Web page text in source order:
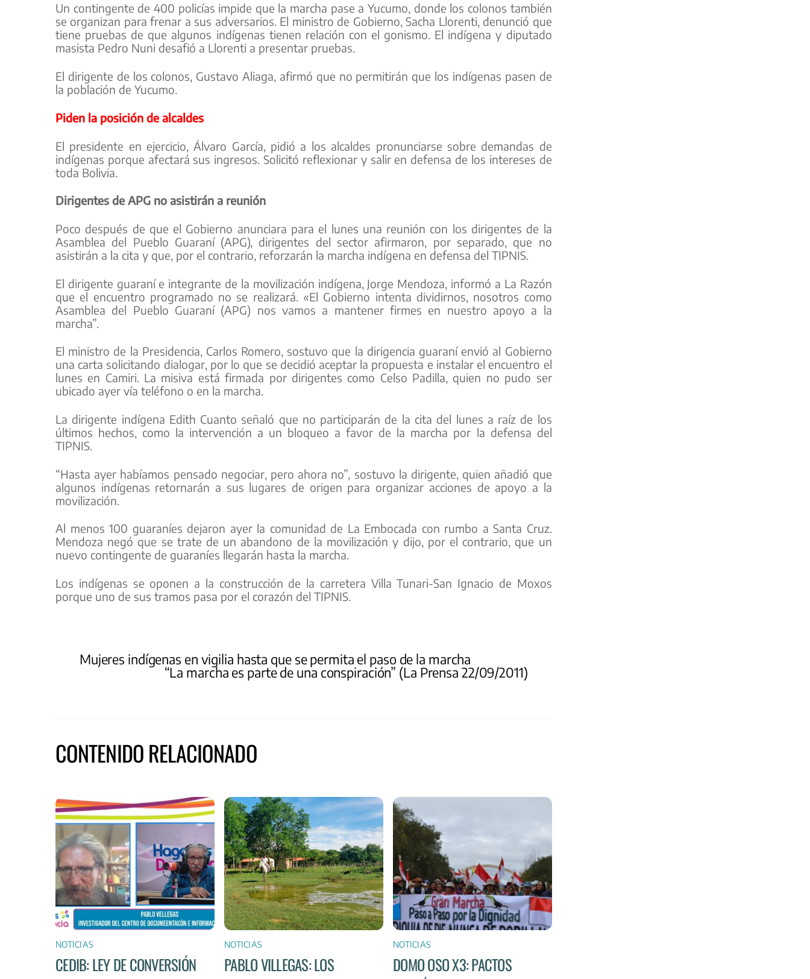
Un contingente de 400 policías impide que la marcha pase a Yucumo, donde los colonos también
se organizan para frenar a sus adversarios. El ministro de Gobierno, Sacha Llorenti, denunció que
tiene pruebas de que algunos indígenas tienen relación con el gonismo. El indígena y diputado
masista Pedro Nuni desafió a Llorenti a presentar pruebas.
El dirigente de los colonos, Gustavo Aliaga, afirmó que no permitirán que los indígenas pasen de
la población de Yucumo.
Piden la posición de alcaldes
El presidente en ejercicio, Álvaro García, pidió a los alcaldes pronunciarse sobre demandas de
indígenas porque afectará sus ingresos. Solicitó reflexionar y salir en defensa de los intereses de
toda Bolivia.
Dirigentes de APG no asistirán a reunión
Poco después de que el Gobierno anunciara para el lunes una reunión con los dirigentes de la
Asamblea del Pueblo Guaraní (APG), dirigentes del sector afirmaron, por separado, que no
asistirán a la cita y que, por el contrario, reforzarán la marcha indígena en defensa del TIPNIS.
El dirigente guaraní e integrante de la movilización indígena, Jorge Mendoza, informó a La Razón
que el encuentro programado no se realizará. «El Gobierno intenta dividirnos, nosotros como
Asamblea del Pueblo Guaraní (APG) nos vamos a mantener firmes en nuestro apoyo a la
marcha”.
El ministro de la Presidencia, Carlos Romero, sostuvo que la dirigencia guaraní envió al Gobierno
una carta solicitando dialogar, por lo que se decidió aceptar la propuesta e instalar el encuentro el
lunes en Camiri. La misiva está firmada por dirigentes como Celso Padilla, quien no pudo ser
ubicado ayer vía teléfono o en la marcha.
La dirigente indígena Edith Cuanto señaló que no participarán de la cita del lunes a raíz de los
últimos hechos, como la intervención a un bloqueo a favor de la marcha por la defensa del
TIPNIS.
“Hasta ayer habíamos pensado negociar, pero ahora no”, sostuvo la dirigente, quien añadió que
algunos indígenas retornarán a sus lugares de origen para organizar acciones de apoyo a la
movilización.
Al menos 100 guaraníes dejaron ayer la comunidad de La Embocada con rumbo a Santa Cruz.
Mendoza negó que se trate de un abandono de la movilización y dijo, por el contrario, que un
nuevo contingente de guaraníes llegarán hasta la marcha.
Los indígenas se oponen a la construcción de la carretera Villa Tunari-San Ignacio de Moxos
porque uno de sus tramos pasa por el corazón del TIPNIS.
Mujeres indígenas en vigilia hasta que se permita el paso de la marcha
“La marcha es parte de una conspiración” (La Prensa 22/09/2011)
CONTENIDO RELACIONADO
NOTICIAS
CEDIB: LEY DE CONVERSIÓN
NOTICIAS
PABLO VILLEGAS: LOS
NOTICIAS
DOMO OSO X3: PACTOS